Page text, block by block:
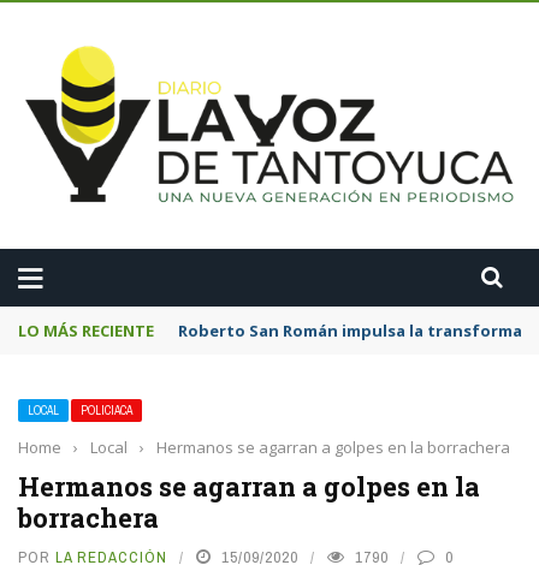
LO MÁS RECIENTE Roberto San Román impulsa la
LOCAL POLICIACA
Home › Local › Hermanos se agarran a golpes en la borrachera
Hermanos se agarran a golpes en la
borrachera
POR LA REDACCIÓN 15/09/2020 1790 0